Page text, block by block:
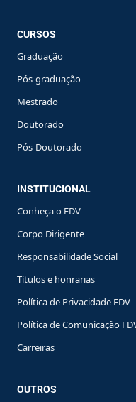
CURSOS
Graduação
Pós-graduação
Mestrado
Doutorado
Pós-Doutorado
INSTITUCIONAL
Conheça o FDV
Corpo Dirigente
Responsabilidade Social
Títulos e honrarias
Política de Privacidade FDV
Política de Comunicação
Carreiras
OUTROS